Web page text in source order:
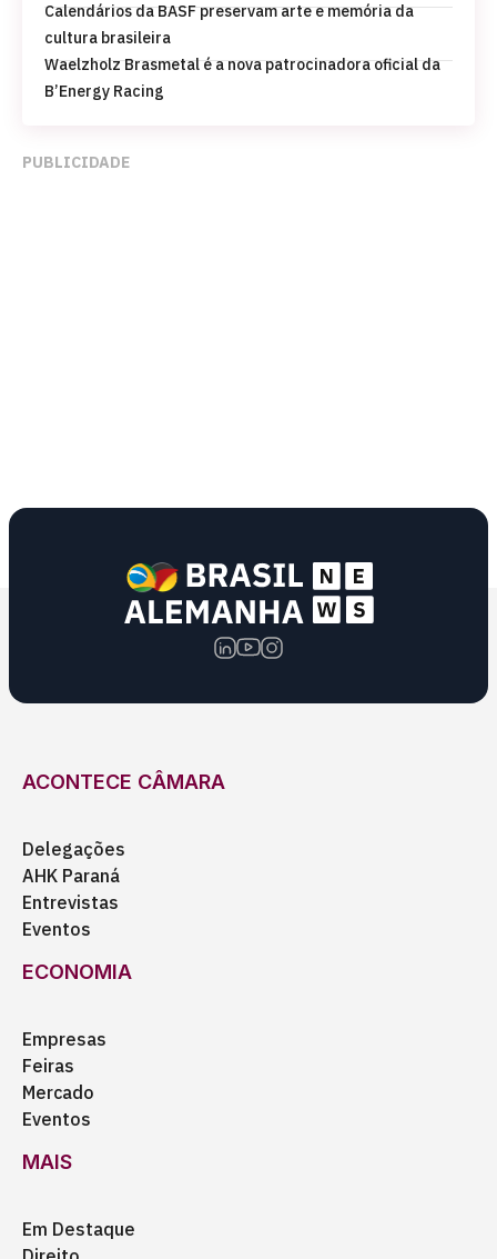
Calendários da BASF preservam arte e memória da
cultura brasileira
Waelzholz Brasmetal é a nova patrocinadora oficial da
B’Energy Racing
PUBLICIDADE
ACONTECE CÂMARA
Delegações
AHK Paraná
Entrevistas
Eventos
ECONOMIA
Empresas
Feiras
Mercado
Eventos
MAIS
Em Destaque